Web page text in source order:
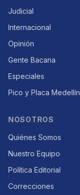
Judicial
Internacional
Opinión
Gente Bacana
Especiales
Pico y Placa Medellín
NOSOTROS
Quiénes Somos
Nuestro Equipo
Política Editorial
Correcciones